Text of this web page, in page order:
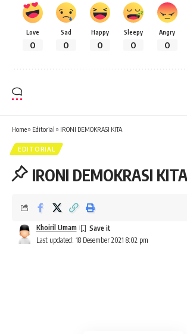
Love
0
Sad
0
Happy
0
Sleepy
0
Angry
0
Home» Editorial » IRONI DEMOKRASI KITA
EDITORIAL
IRONI DEMOKRASI KITA
Last updated: 18 Desember 2021 8:02 pm
Khoiril Umam